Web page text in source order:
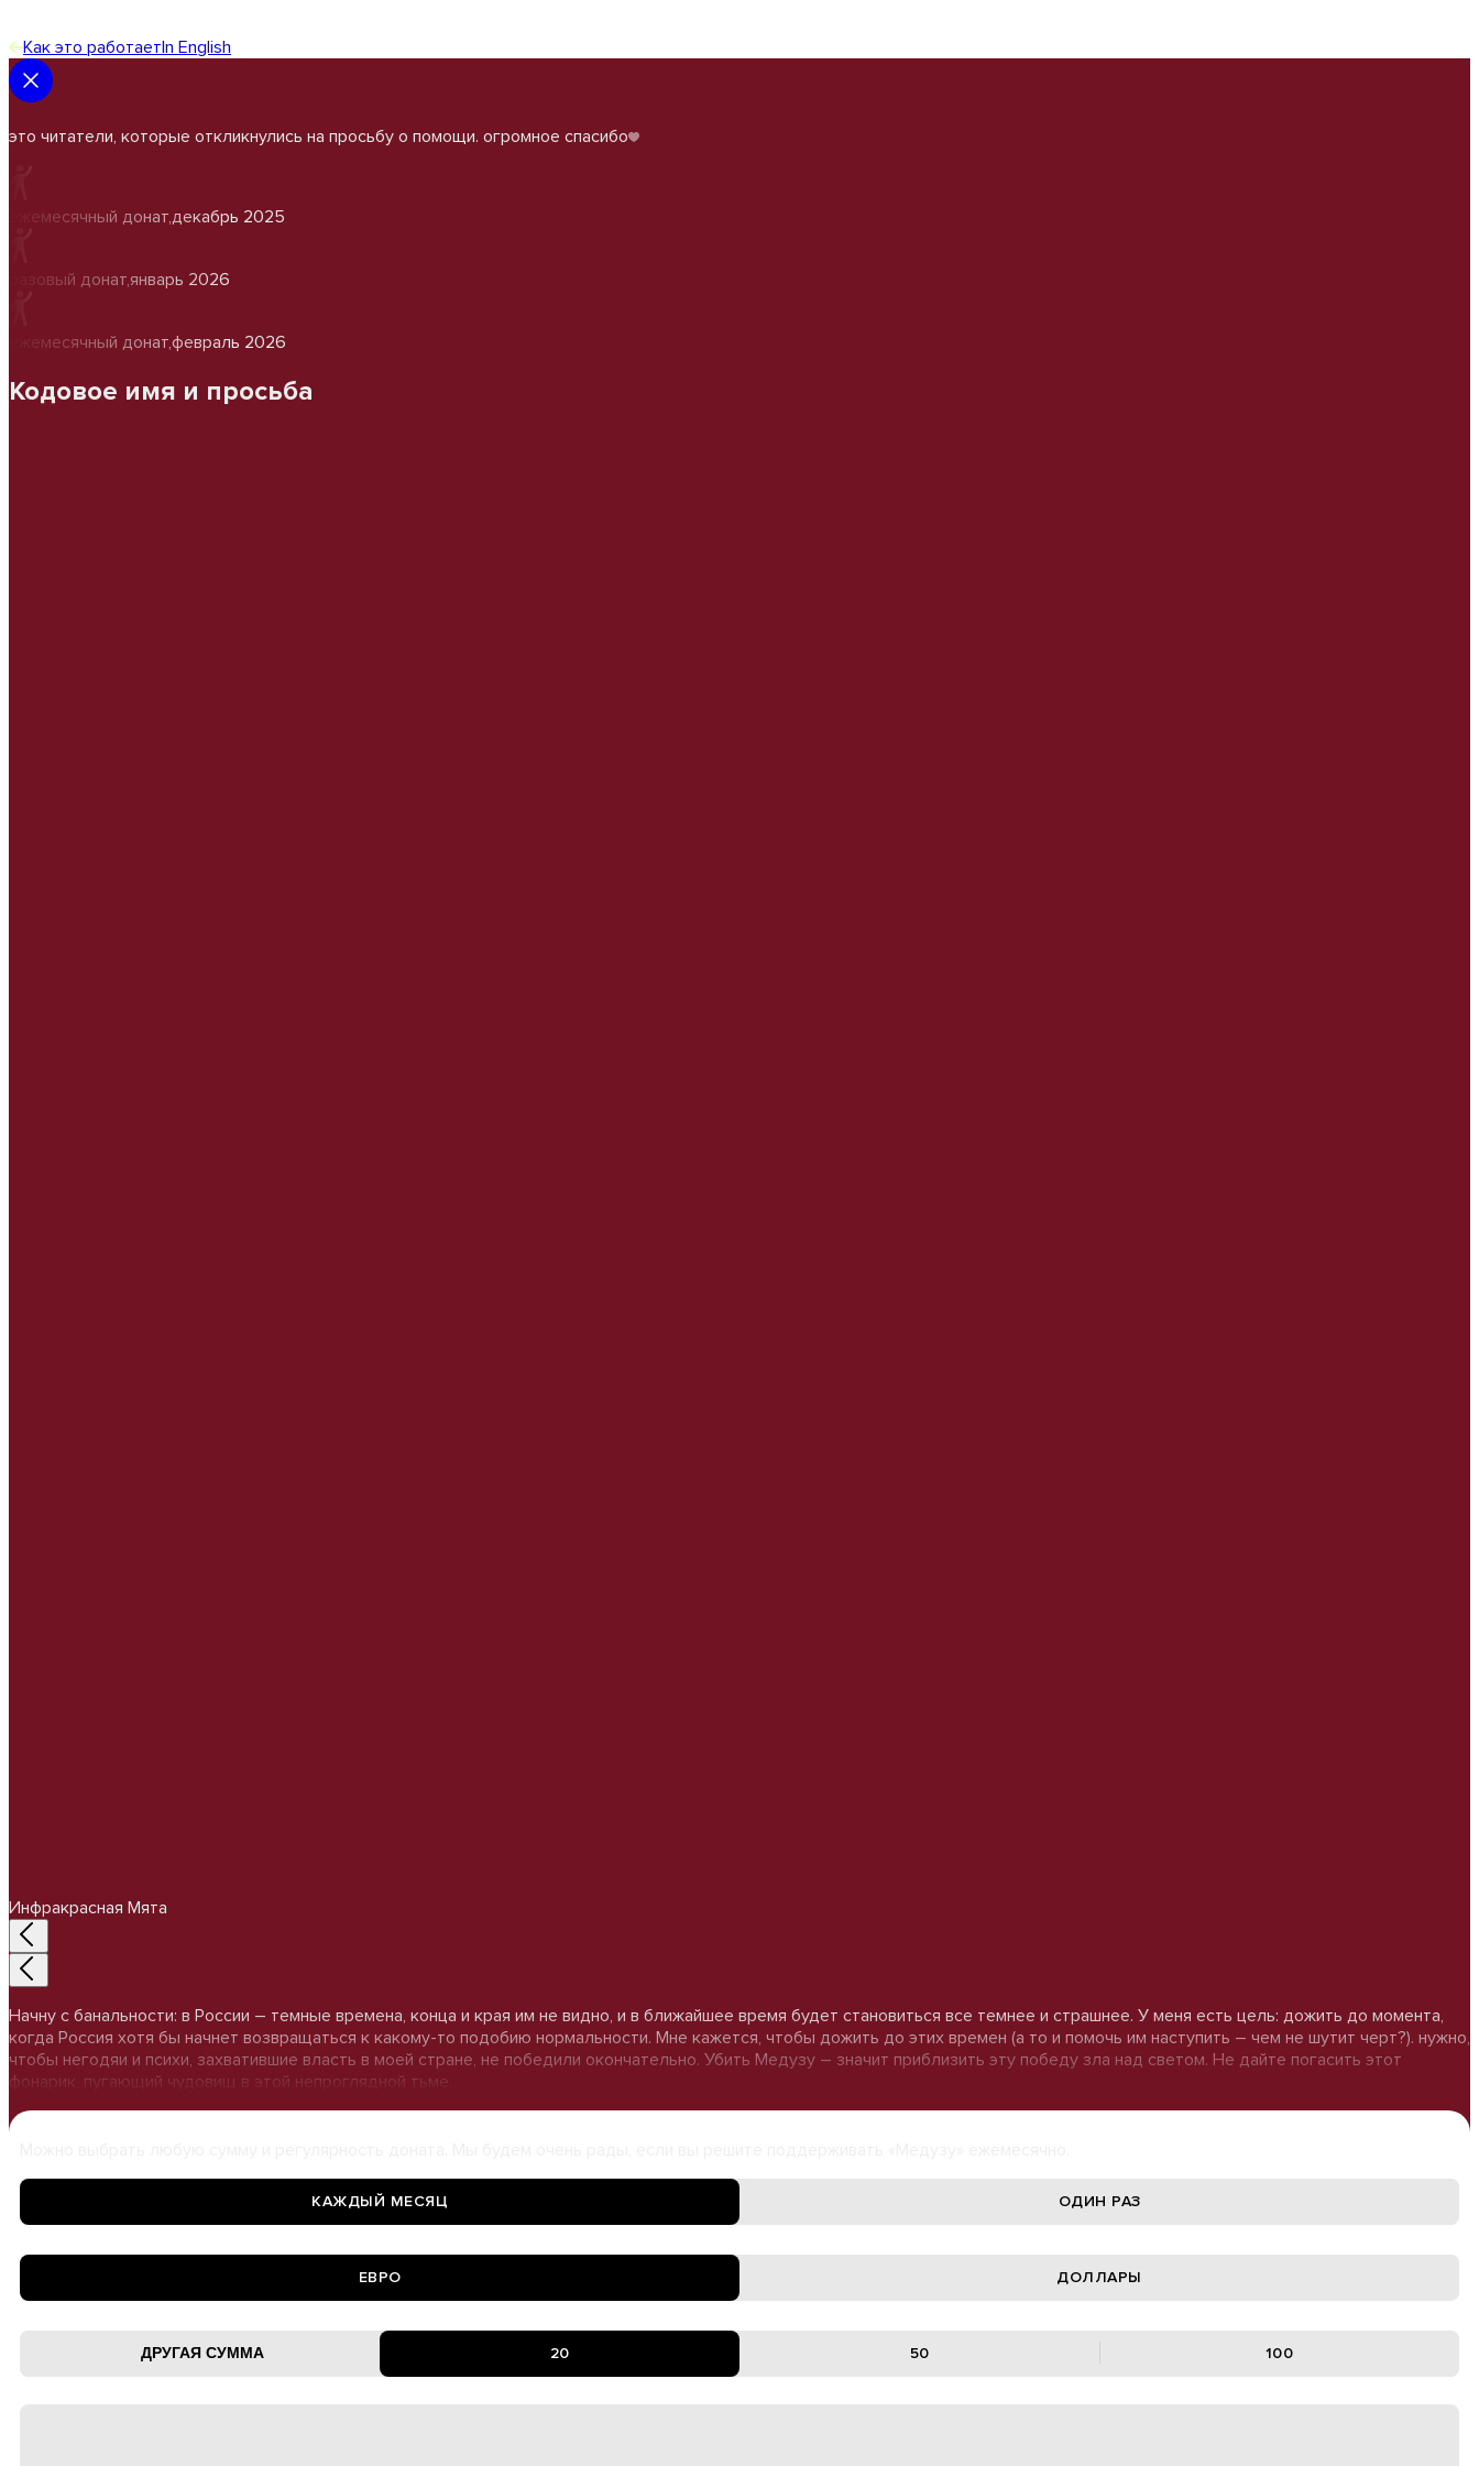
Как это работаетIn English
это читатели, которые откликнулись на просьбу о помощи. огромное спасибо
ежемесячный донат,декабрь 2025
разовый донат,январь 2026
ежемесячный донат,февраль 2026
Кодовое имя и просьба
Инфракрасная Мята
Начну с банальности: в России – темные времена, конца и края им не видно, и в ближайшее время будет становиться все темнее и страшнее. У меня есть цель: дожить до момента,
когда Россия хотя бы начнет возвращаться к какому-то подобию нормальности. Мне кажется, чтобы дожить до этих времен (а то и помочь им наступить – чем не шутит черт?). нужно,
чтобы негодяи и психи, захватившие власть в моей стране, не победили окончательно. Убить Медузу – значит приблизить эту победу зла над светом. Не дайте погасить этот
фонарик, пугающий чудовищ в этой непроглядной тьме.
КАЖДЫЙ МЕСЯЦ ОДИН РАЗ
ЕВРО ДОЛЛАРЫ
20 50 100